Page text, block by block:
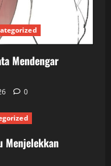
Mendengar
0
Menjelekkan